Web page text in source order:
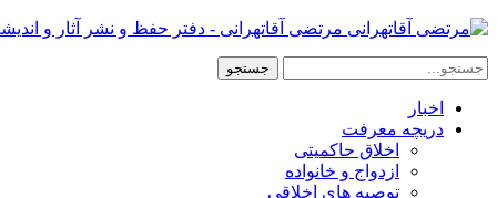
مرتضی آقاتهرانی - دفتر حفظ و نشر آثار و
اخبار
دریچه معرفت
اخلاق حاکمیتی
ازدواج و خانواده
توصیه های اخلاقی